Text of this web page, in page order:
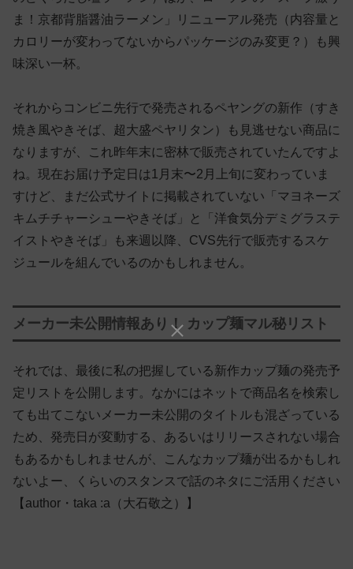
ま！京都背脂醤油ラーメン」リニューアル発売（内容量と
カロリーが変わってないからパッケージのみ変更？）も興
味深い一杯。
それからコンビニ先行で発売されるペヤングの新作（すき
焼き風やきそば、超大盛ペヤリタン）も見逃せない商品に
なりますが、これ昨年末に密林で販売されていたんですよ
ね。現在お届け予定日は1月末〜2月上旬に変わっていま
すけど、まだ公式サイトに掲載されていない「マヨネーズ
キムチチャーシューやきそば」と「洋食気分デミグラステ
イストやきそば」も来週以降、CVS先行で販売するスケ
ジュールを組んでいるのかもしれません。
メーカー未公開情報あり！ カップ麺マル秘リスト
それでは、最後に私の把握している新作カップ麺の発売予
定リストを公開します。なかにはネットで商品名を検索し
ても出てこないメーカー未公開のタイトルも混ざっている
ため、発売日が変動する、あるいはリリースされない場合
もあるかもしれませんが、こんなカップ麺が出るかもしれ
ないよー、くらいのスタンスで話のネタにご活用ください
【author・taka :a（大石敬之）】